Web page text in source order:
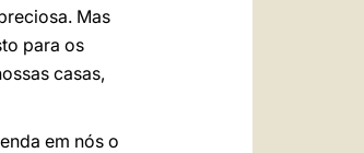
Mas
para os
casas,
em nós o